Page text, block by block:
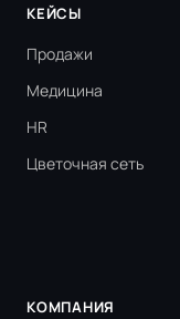
КЕЙСЫ
Продажи
Медицина
HR
Цветочная сеть
КОМПАНИЯ